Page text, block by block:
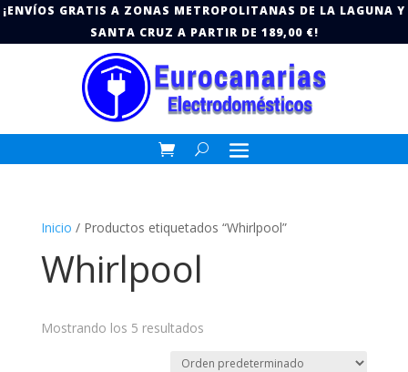
¡ENVÍOS GRATIS A ZONAS METROPOLITANAS DE LA LAGUNA Y
SANTA CRUZ A PARTIR DE 189,00 €!
Inicio / Productos etiquetados “Whirlpool”
Whirlpool
Mostrando los 5 resultados